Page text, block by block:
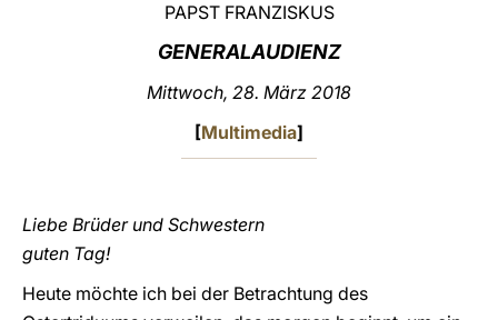
PAPST FRANZISKUS
GENERALAUDIENZ
Mittwoch, 28. März 2018
[Multimedia]
Liebe Brüder und Schwestern
guten Tag!
Heute möchte ich bei der Betrachtung des